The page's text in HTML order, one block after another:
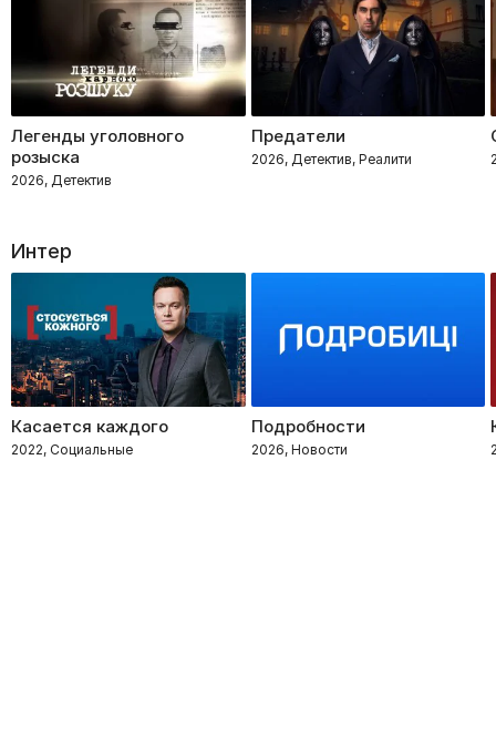
Легенды уголовного
розыска
2026, Детектив
Предатели
2026, Детектив, Реалити
Интер
Касается каждого
2022, Социальные
Подробности
2026, Новости